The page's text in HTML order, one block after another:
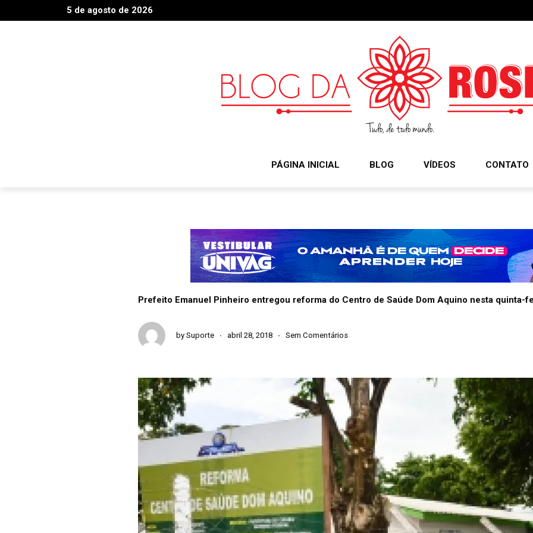
5 de agosto de 2026
PÁGINA INICIAL BLOG VÍDEOS CONTATO
Prefeito Emanuel Pinheiro entregou reforma do Centro de Saúde Dom Aquino nesta quinta-
by Suporte abril 28, 2018 Sem Comentários